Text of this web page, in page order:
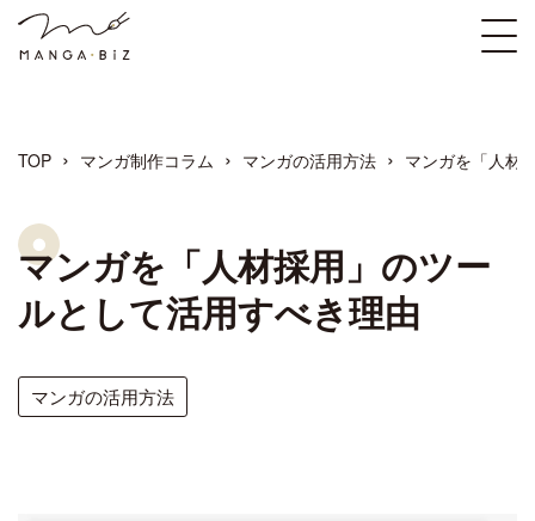
TOP › マンガ制作コラム › マンガの活用方法 › マンガを「人材
マンガを「人材採用」のツー
ルとして活用すべき理由
マンガの活用方法